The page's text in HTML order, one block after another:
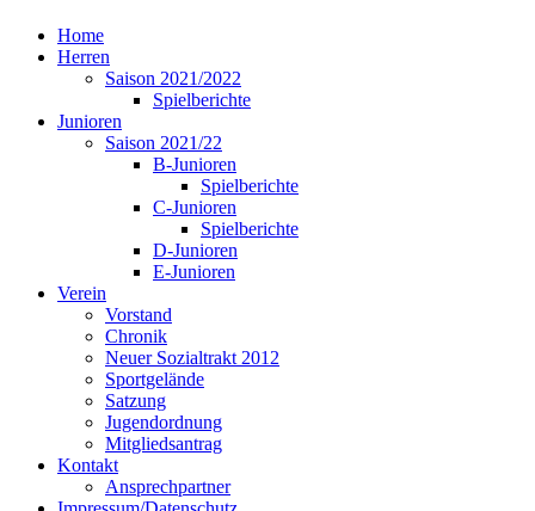
Home
Herren
Saison 2021/2022
Spielberichte
Junioren
Saison 2021/22
B-Junioren
Spielberichte
C-Junioren
Spielberichte
D-Junioren
E-Junioren
Verein
Vorstand
Chronik
Neuer Sozialtrakt 2012
Sportgelände
Satzung
Jugendordnung
Mitgliedsantrag
Kontakt
Ansprechpartner